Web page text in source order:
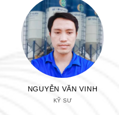
NGUYỄN VĂN VINH
KỸ SƯ